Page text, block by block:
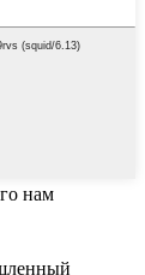
нам